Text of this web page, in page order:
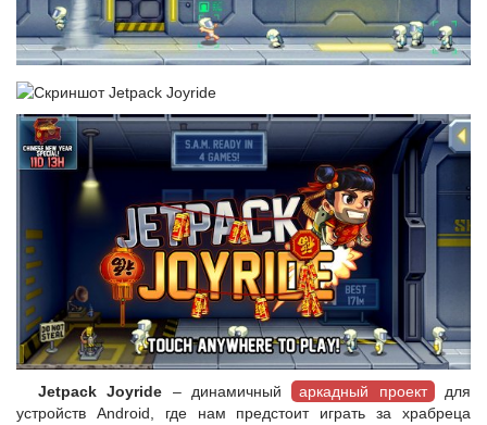
Jetpack Joyride – динамичный аркадный проект
для
устройств Android, где нам предстоит играть за храбреца